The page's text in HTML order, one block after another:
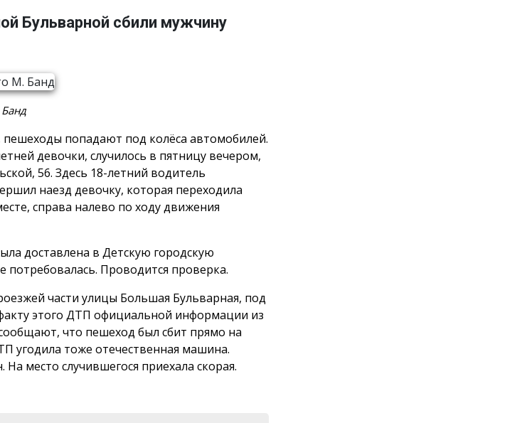
Бульварной сбили мужчину
пешеходы попадают под колёса автомобилей.
девочки, случилось в пятницу вечером,
56. Здесь 18-летний водитель
наезд девочку, которая переходила
справа налево по ходу движения
доставлена в Детскую городскую
потребовалась. Проводится проверка.
части улицы Большая Бульварная, под
этого ДТП официальной информации из
что пешеход был сбит прямо на
угодила тоже отечественная машина.
место случившегося приехала скорая.